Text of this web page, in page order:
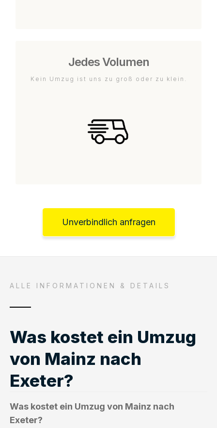
Jedes Volumen
Kein Umzug ist uns zu groß oder zu klein.
Unverbindlich anfragen
ALLE INFORMATIONEN & DETAILS
Was kostet ein Umzug
von Mainz nach
Exeter?
Was kostet ein Umzug von Mainz nach
Exeter?